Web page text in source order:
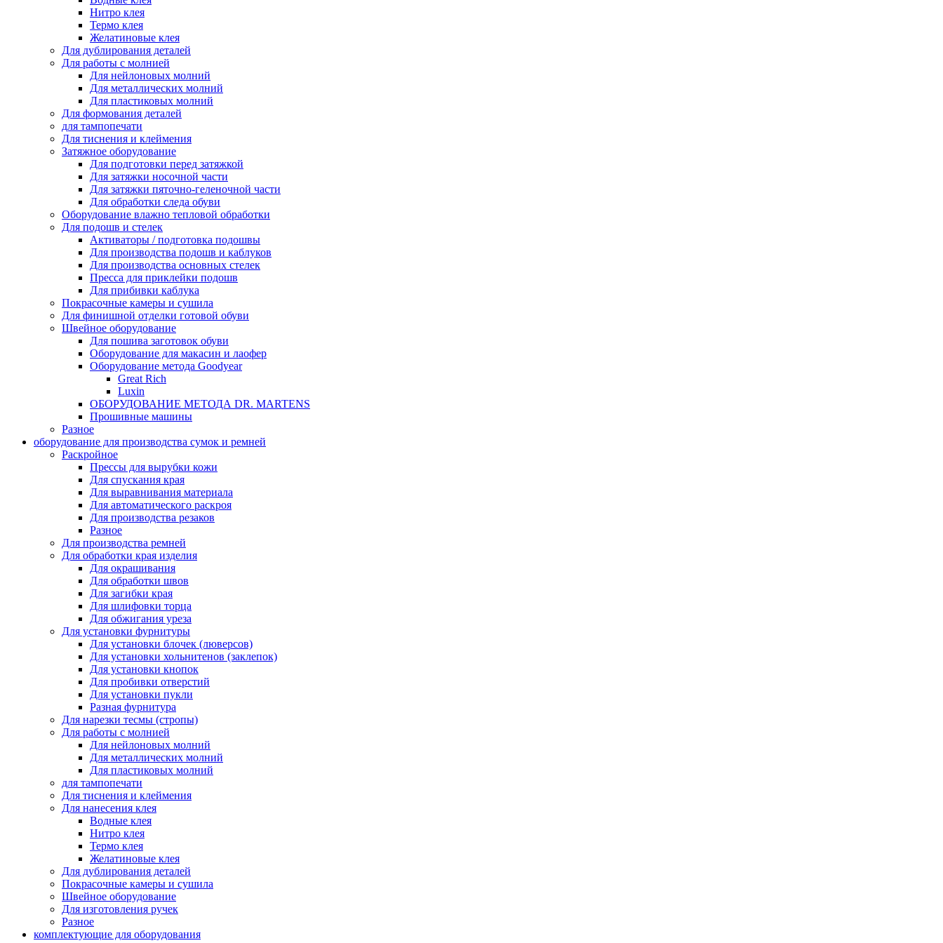
Нитро клея
Термо клея
Желатиновые клея
Для дублирования деталей
Для работы с молнией
Для нейлоновых молний
Для металлических молний
Для пластиковых молний
Для формования деталей
для тампопечати
Для тиснения и клеймения
Затяжное оборудование
Для подготовки перед затяжкой
Для затяжки носочной части
Для затяжки пяточно-геленочной части
Для обработки следа обуви
Оборудование влажно тепловой обработки
Для подошв и стелек
Активаторы / подготовка подошвы
Для производства подошв и каблуков
Для производства основных стелек
Пресса для приклейки подошв
Для прибивки каблука
Покрасочные камеры и сушила
Для финишной отделки готовой обуви
Швейное оборудование
Для пошива заготовок обуви
Оборудование для макасин и лаофер
Оборудование метода Goodyear
Great Rich
Luxin
ОБОРУДОВАНИЕ МЕТОДА DR. MARTENS
Прошивные машины
Разное
оборудование для производства сумок и ремней
Раскройное
Прессы для вырубки кожи
Для спускания края
Для выравнивания материала
Для автоматического раскроя
Для производства резаков
Разное
Для производства ремней
Для обработки края изделия
Для окрашивания
Для обработки швов
Для загибки края
Для шлифовки торца
Для обжигания уреза
Для установки фурнитуры
Для установки блочек (люверсов)
Для установки хольнитенов (заклепок)
Для установки кнопок
Для пробивки отверстий
Для установки пукли
Разная фурнитура
Для нарезки тесмы (стропы)
Для работы с молнией
Для нейлоновых молний
Для металлических молний
Для пластиковых молний
для тампопечати
Для тиснения и клеймения
Для нанесения клея
Водные клея
Нитро клея
Термо клея
Желатиновые клея
Для дублирования деталей
Покрасочные камеры и сушила
Швейное оборудование
Для изготовления ручек
Разное
комплектующие для оборудования